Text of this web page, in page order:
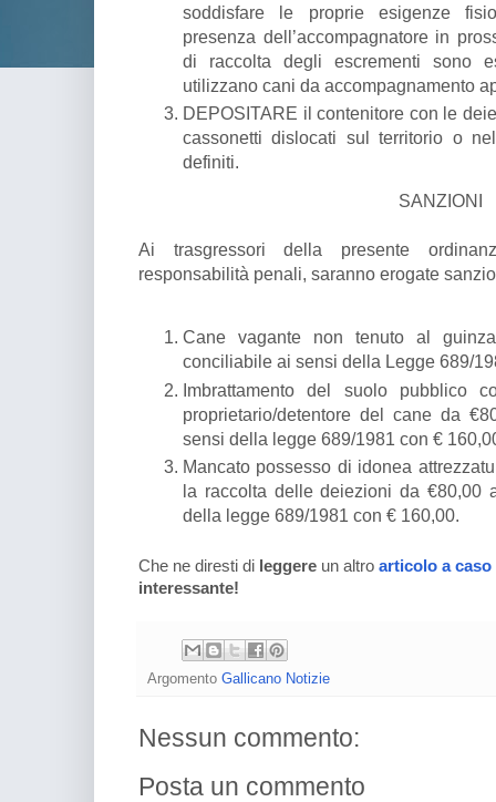
soddisfare le proprie esigenze
presenza dell’accompagnatore in
di raccolta degli escrementi sono
utilizzano cani da accompagnamento
DEPOSITARE il contenitore con le
cassonetti dislocati sul territorio o
definiti.
SANZIONI
Ai trasgressori della presente
responsabilità penali, saranno erogate
Cane vagante non tenuto al
conciliabile ai sensi della Legge 689/
Imbrattamento del suolo pubblico
proprietario/detentore del cane da
sensi della legge 689/1981 con €
Mancato possesso di idonea
la raccolta delle deiezioni da €80,00
della legge 689/1981 con € 160,00.
Che ne diresti di leggere un altro articolo a caso
interessante!
Argomento Gallicano Notizie
Nessun commento:
Posta un commento